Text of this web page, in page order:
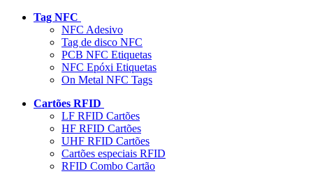
Tag NFC
NFC Adesivo
Tag de disco NFC
PCB NFC Etiquetas
NFC Epóxi Etiquetas
On Metal NFC Tags
Cartões RFID
LF RFID Cartões
HF RFID Cartões
UHF RFID Cartões
Cartões especiais RFID
RFID Combo Cartão